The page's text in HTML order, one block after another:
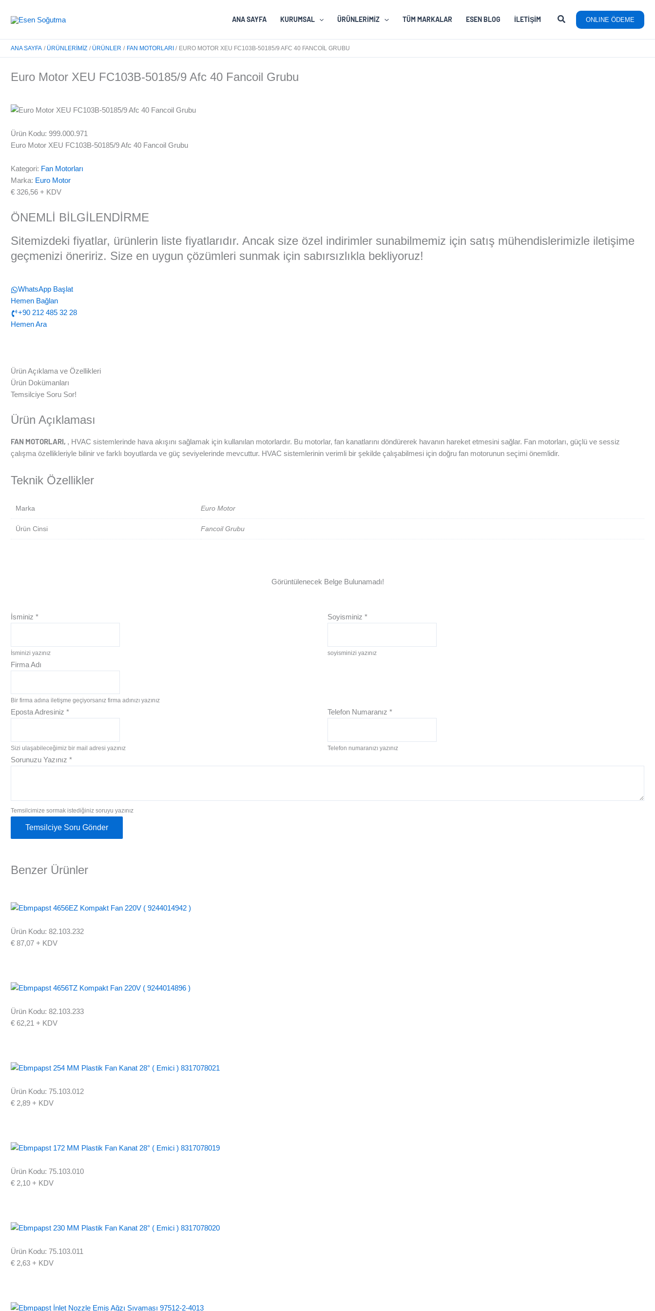
ANA SAYFA KURUMSAL ÜRÜNLERIMIZ TÜM MARKALAR ESEN BLOG İLETIŞIM ONLINE ÖDEME
ANA SAYFA ÜRÜNLERIMIZ ÜRÜNLER FAN MOTORLARI EURO MOTOR XEU FC103B-50185/9 AFC 40 FANCOIL GRUBU
Euro Motor XEU FC103B-50185/9 Afc 40 Fancoil Grubu
Ürün Kodu: 999.000.971
Euro Motor XEU FC103B-50185/9 Afc 40 Fancoil Grubu
Kategori: Fan Motorları
Marka: Euro Motor
€ 326,56 + KDV
ÖNEMLİ BİLGİLENDİRME
Sitemizdeki fiyatlar, ürünlerin liste fiyatlarıdır. Ancak size özel indirimler sunabilmemiz için satış mühendislerimizle iletişime
geçmenizi öneririz. Size en uygun çözümleri sunmak için sabırsızlıkla bekliyoruz!
WhatsApp Başlat
Hemen Bağlan
+90 212 485 32 28
Hemen Ara
Ürün Açıklama ve Özellikleri
Ürün Dokümanları
Temsilciye Soru Sor!
Ürün Açıklaması
FAN MOTORLARI, , HVAC sistemlerinde hava akışını sağlamak için kullanılan motorlardır. Bu motorlar, fan kanatlarını döndürerek havanın hareket etmesini sağlar. Fan motorları, güçlü ve sessiz
çalışma özellikleriyle bilinir ve farklı boyutlarda ve güç seviyelerinde mevcuttur. HVAC sistemlerinin verimli bir şekilde çalışabilmesi için doğru fan motorunun seçimi önemlidir.
Teknik Özellikler
Marka Euro Motor
Ürün Cinsi Fancoil Grubu
Görüntülenecek Belge Bulunamadı!
İsminiz *
İsminizi yazınız
Soyisminiz *
soyisminizi yazınız
Firma Adı
Bir firma adına iletişme geçiyorsanız firma adınızı yazınız
Eposta Adresiniz *
Sizi ulaşabileceğimiz bir mail adresi yazınız
Telefon Numaranız *
Telefon numaranızı yazınız
Sorunuzu Yazınız *
Temsilcimize sormak istediğiniz soruyu yazınız
Temsilciye Soru Gönder
Benzer Ürünler
Ürün Kodu: 82.103.232
€ 87,07 + KDV
Ürün Kodu: 82.103.233
€ 62,21 + KDV
Ürün Kodu: 75.103.012
€ 2,89 + KDV
Ürün Kodu: 75.103.010
€ 2,10 + KDV
Ürün Kodu: 75.103.011
€ 2,63 + KDV